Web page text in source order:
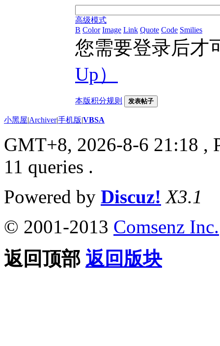
高级模式
B Color Image Link Quote Code Smilies
您需要登录后才
Up）
本版积分规则 发表帖子
小黑屋|Archiver|手机版|VBSA
GMT+8, 2026-8-6 21:18 ,
11 queries .
Powered by Discuz! X3.1
© 2001-2013 Comsenz Inc.
返回顶部 返回版块